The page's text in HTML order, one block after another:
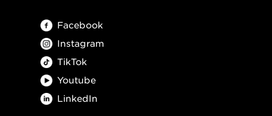
Facebook
Instagram
TikTok
Youtube
LinkedIn